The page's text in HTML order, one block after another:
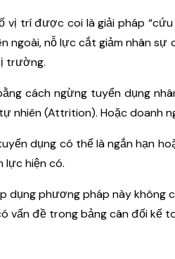
vị trí được coi là giải pháp
ngoài, nỗ lực cắt giảm nhân
trường.
cách ngừng tuyển dụng
nhiên (Attrition). Hoặc doanh
dụng có thể là ngắn hạn
lực hiện có.
dụng phương pháp này không
đề trong bảng cân đối kế